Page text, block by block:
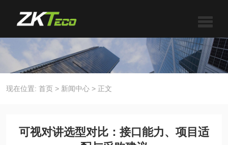
现在位置: 首页 > 新闻中心 > 正文
可视对讲选型对比：接口能力、项目适